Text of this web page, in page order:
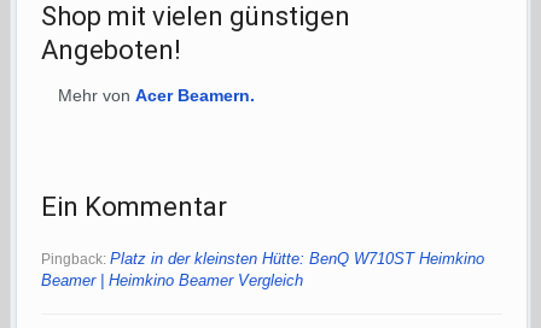
Shop mit vielen günstigen
Angeboten!
Mehr vonAcer Beamern.
Ein Kommentar
Pingback:Platz in der kleinsten Hütte: BenQ W710ST Heimkino
Beamer | Heimkino Beamer Vergleich